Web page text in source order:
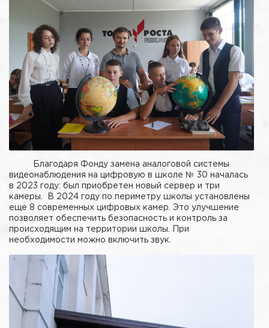
Благодаря Фонду замена аналоговой системы
видеонаблюдения на цифровую в школе № 30 началась
в 2023 году: был приобретен новый сервер и три
камеры. В 2024 году по периметру школы установлены
еще 8 современных цифровых камер. Это улучшение
позволяет обеспечить безопасность и контроль за
происходящим на территории школы. При
необходимости можно включить звук.